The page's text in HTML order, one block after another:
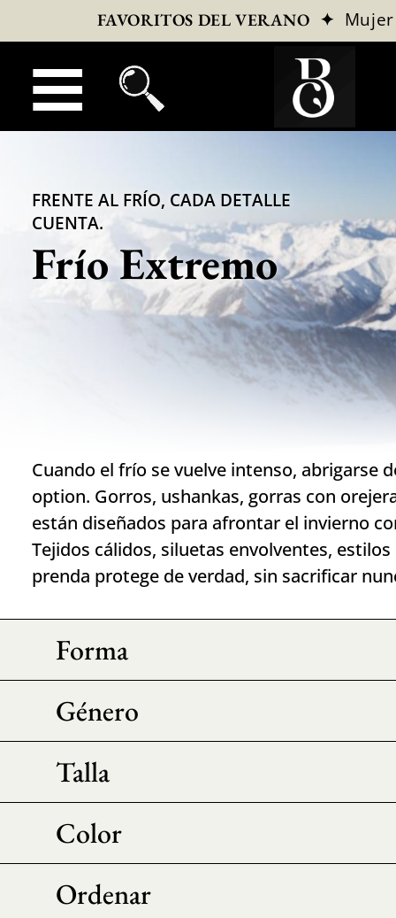
FAVORITOS DEL VERANO ✦ Mujer
FRENTE AL FRÍO, CADA DETALLE
CUENTA.
Frío Extremo
Cuando el frío se vuelve intenso, abrigarse
option. Gorros, ushankas, gorras con
están diseñados para afrontar el invierno
Tejidos cálidos, siluetas envolventes,
prenda protege de verdad, sin sacrificar
Forma
Género
Talla
Color
Ordenar